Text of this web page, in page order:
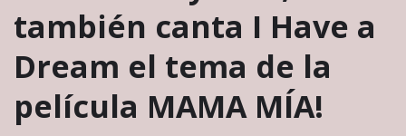
también canta I Have a
Dream el tema de la
película MAMA MÍA!